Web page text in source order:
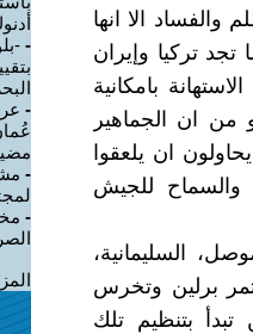
الا انها
تركيا وإيران
بامكانية
من ان الجماهير
ان يلعقوا
والسماح للجيش
السليمانية،
برلين وتخرس
بتنظيم تلك
-
-
-
-
-